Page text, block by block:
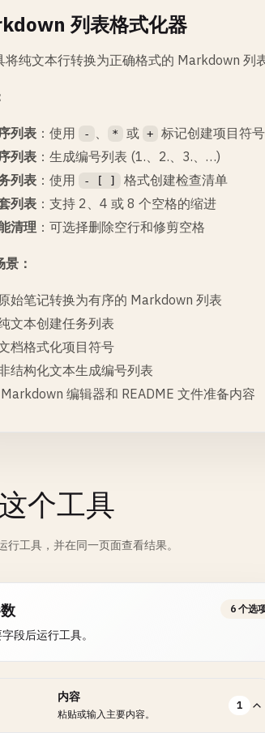
列表格式化器
将纯文本行转换为正确格式的 Markdown 列
列表 ：使用 - 、 * 或 +
标记创建项目符号
列表 ：生成编号列表 (1.、2.、3.、…)
列表 ：使用 - [ ]
格式创建检查清单
列表 ：支持 2、4 或 8 个空格的缩进
清理 ：可选择删除空行和修剪空格
：
始笔记转换为有序的 Markdown 列表
文本创建任务列表
档格式化项目符号
结构化文本生成编号列表
编辑器和 README 文件准备内容
个工具
行工具，并在同一页面查看结果。
段后运行工具。
6 个选
内容
粘贴或输入主要内容。
1